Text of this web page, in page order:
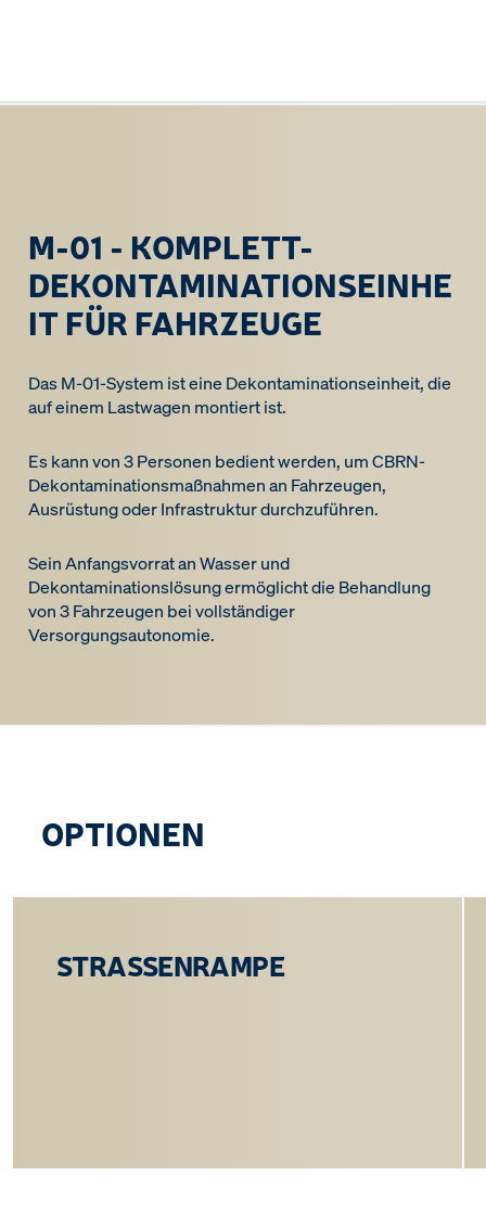
M-01 - KOMPLETT-
DEKONTAMINATIONSEINHE
IT FÜR FAHRZEUGE
Das M-01-System ist eine Dekontaminationseinheit, die
auf einem Lastwagen montiert ist.
Es kann von 3 Personen bedient werden, um CBRN-
Dekontaminationsmaßnahmen an Fahrzeugen,
Ausrüstung oder Infrastruktur durchzuführen.
Sein Anfangsvorrat an Wasser und
Dekontaminationslösung ermöglicht die Behandlung
von 3 Fahrzeugen bei vollständiger
Versorgungsautonomie.
OPTIONEN
STRASSENRAMPE